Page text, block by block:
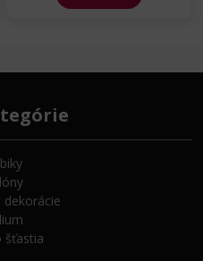
dekorácie
šťastia